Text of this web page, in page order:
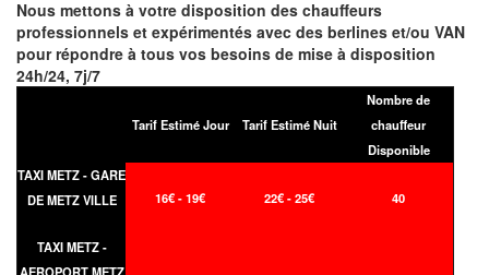
Nous mettons à votre disposition des chauffeurs
professionnels et expérimentés avec des berlines et/ou VAN
pour répondre à tous vos besoins de mise à disposition
24h/24, 7j/7
Tarif Estimé Jour Tarif Estimé Nuit
Nombre de
chauffeur
Disponible
TAXI METZ - GARE
DE METZ VILLE
16€ - 19€ 22€ - 25€ 40
TAXI METZ -